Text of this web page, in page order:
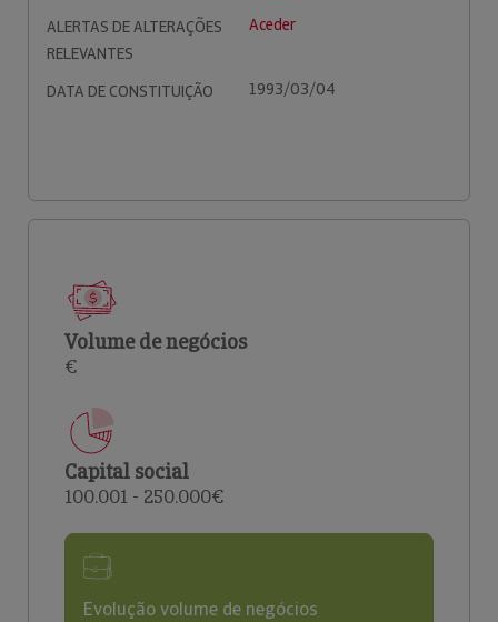
ALERTAS DE ALTERAÇÕES
RELEVANTES
Aceder
DATA DE CONSTITUIÇÃO 1993/03/04
Volume de negócios
€
Capital social
100.001 - 250.000€
Evolução volume de negócios